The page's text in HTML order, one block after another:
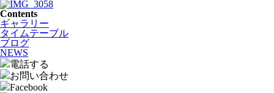
Contents
ギャラリー
タイムテーブル
ブログ
NEWS
電話する
お問い合わせ
Facebook